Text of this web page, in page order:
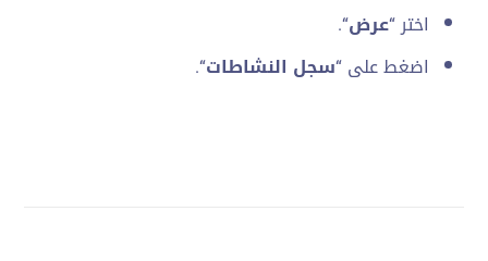
اختر “عرض“.
اضغط على “سجل النشاطات“.